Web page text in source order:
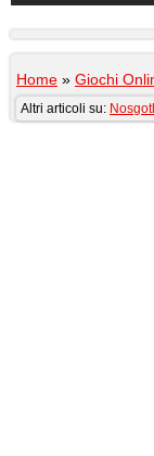
Home » Giochi
Altri articoli su: